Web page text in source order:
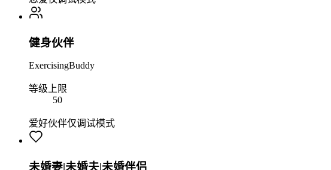
健身伙伴
ExercisingBuddy
等级上限
50
爱好伙伴仅调试模式
未婚妻|未婚夫|未婚伴侣